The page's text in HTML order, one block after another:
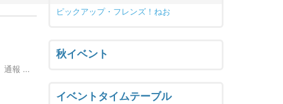
通報 ...
ピックアップ・フレンズ！ねお
秋イベント
イベントタイムテーブル